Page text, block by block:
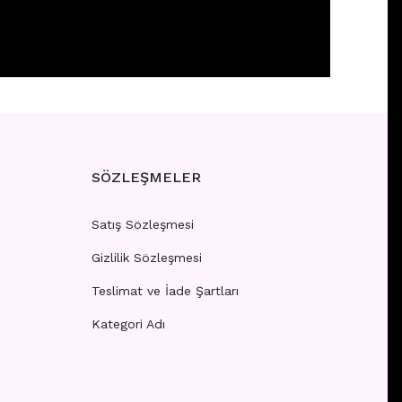
girişi yapınız.
SÖZLEŞMELER
Satış Sözleşmesi
Gizlilik Sözleşmesi
Teslimat ve İade Şartları
Kategori Adı